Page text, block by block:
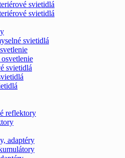
svietidlá
svietidlá
svietidlá
svietidlá
reflektory
adaptéry